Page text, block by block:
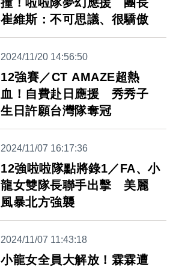
崔維斯：不可思議、很驕傲
2024/11/20 14:56:50
12強賽／CT AMAZE超熱
血！自費赴日應援 秀秀子
生日許願台灣隊奪冠
2024/11/07 16:17:36
12強啦啦隊點將錄1／FA、小
龍女雙隊長聯手出擊 美麗
風暴北方強襲
2024/11/07 11:43:18
小龍女全員大解放！霖霖遭